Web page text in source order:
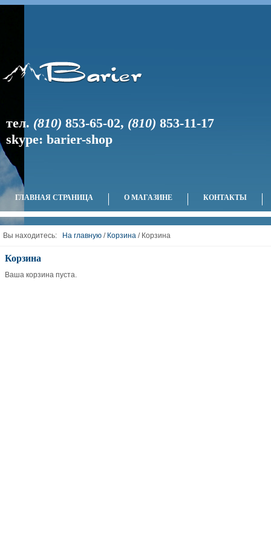
тел. (810) 853-65-02, (810) 853-11-17
skype: barier-shop
ГЛАВНАЯ СТРАНИЦА О МАГАЗИНЕ КОНТАКТЫ
Вы находитесь: На главную / Корзина / Корзина
Корзина
Ваша корзина пуста.